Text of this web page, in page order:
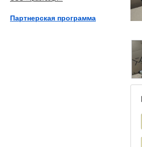
Партнерская программа